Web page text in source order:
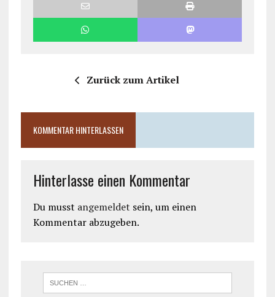
Zurück zum Artikel
KOMMENTAR HINTERLASSEN
Hinterlasse einen Kommentar
Du musst angemeldet sein, um einen
Kommentar abzugeben.